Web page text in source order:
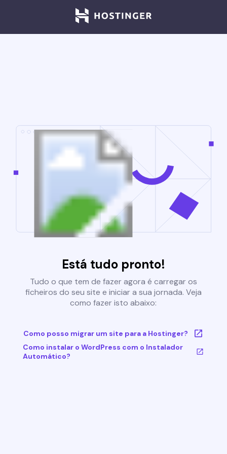
Está tudo pronto!
Tudo o que tem de fazer agora é carregar os
ficheiros do seu site e iniciar a sua jornada. Veja
como fazer isto abaixo:
Como posso migrar um site para a Hostinger?
Como instalar o WordPress com o Instalador
Automático?